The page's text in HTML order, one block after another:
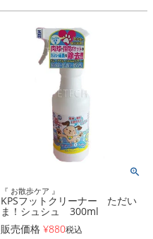
『 お散歩ケア 』
KPSフットクリーナー ただい
ま！シュシュ 300ml
販売価格 ¥880税込